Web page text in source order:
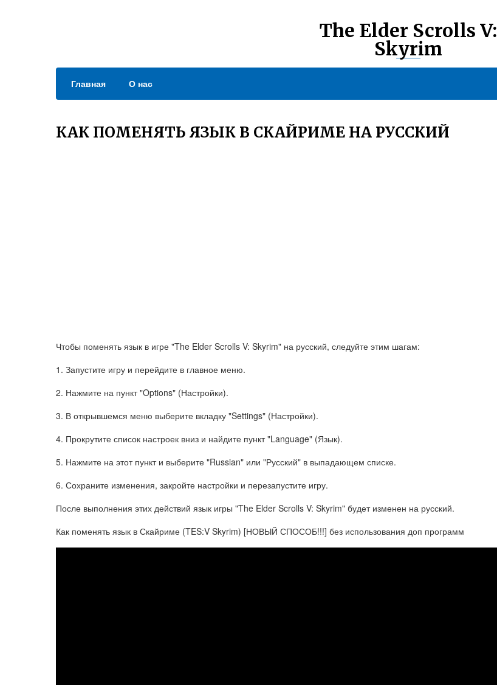
The Elder Scrolls V:
Skyrim
Главная О нас
КАК ПОМЕНЯТЬ ЯЗЫК В СКАЙРИМЕ НА РУССКИЙ
Чтобы поменять язык в игре "The Elder Scrolls V: Skyrim" на русский, следуйте этим шагам:
1. Запустите игру и перейдите в главное меню.
2. Нажмите на пункт "Options" (Настройки).
3. В открывшемся меню выберите вкладку "Settings" (Настройки).
4. Прокрутите список настроек вниз и найдите пункт "Language" (Язык).
5. Нажмите на этот пункт и выберите "Russian" или "Русский" в выпадающем списке.
6. Сохраните изменения, закройте настройки и перезапустите игру.
После выполнения этих действий язык игры "The Elder Scrolls V: Skyrim" будет изменен на русский.
Как поменять язык в Скайриме (TES:V Skyrim) [НОВЫЙ СПОСОБ!!!] без использования доп программ